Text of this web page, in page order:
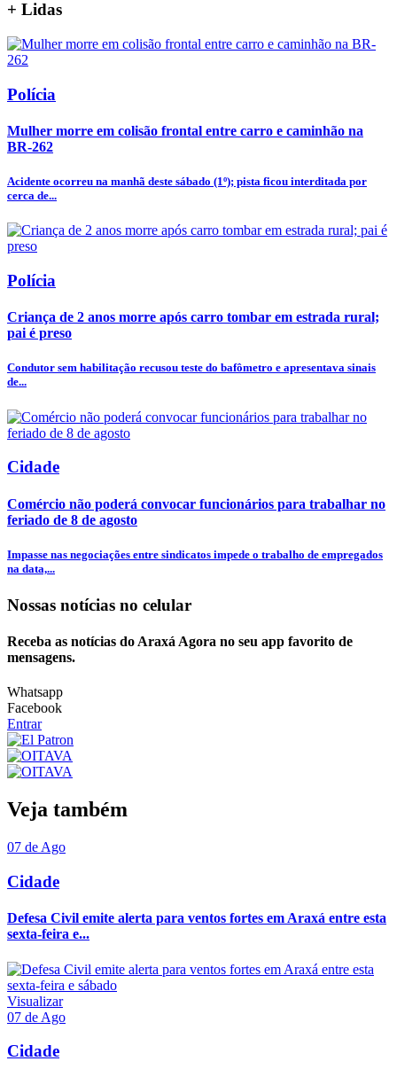
+ Lidas
Polícia
Mulher morre em colisão frontal entre carro e caminhão na
BR-262
Acidente ocorreu na manhã deste sábado (1º); pista ficou interditada por
cerca de...
Polícia
Criança de 2 anos morre após carro tombar em estrada rural;
pai é preso
Condutor sem habilitação recusou teste do bafômetro e apresentava sinais
de...
Cidade
Comércio não poderá convocar funcionários para trabalhar no
feriado de 8 de agosto
Impasse nas negociações entre sindicatos impede o trabalho de empregados
na data,...
Nossas notícias no celular
Receba as notícias do Araxá Agora no seu app favorito de
mensagens.
Whatsapp
Facebook
Entrar
Veja também
07 de Ago
Cidade
Defesa Civil emite alerta para ventos fortes em Araxá entre esta
sexta-feira e...
Visualizar
07 de Ago
Cidade